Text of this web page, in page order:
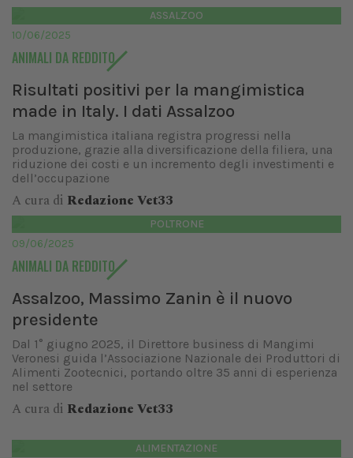
ASSALZOO
10/06/2025
ANIMALI DA REDDITO
Risultati positivi per la mangimistica
made in Italy. I dati Assalzoo
La mangimistica italiana registra progressi nella
produzione, grazie alla diversificazione della filiera, una
riduzione dei costi e un incremento degli investimenti e
dell’occupazione
A cura di Redazione Vet33
POLTRONE
09/06/2025
ANIMALI DA REDDITO
Assalzoo, Massimo Zanin è il nuovo
presidente
Dal 1° giugno 2025, il Direttore business di Mangimi
Veronesi guida l’Associazione Nazionale dei Produttori di
Alimenti Zootecnici, portando oltre 35 anni di esperienza
nel settore
A cura di Redazione Vet33
ALIMENTAZIONE